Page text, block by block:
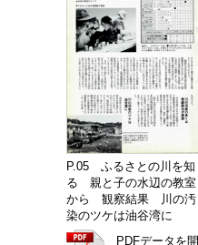
P.05 ふるさとの川を知
る 親と子の水辺の教室
から 観察結果 川の汚
染のツケは油谷湾に
PDFデータを開